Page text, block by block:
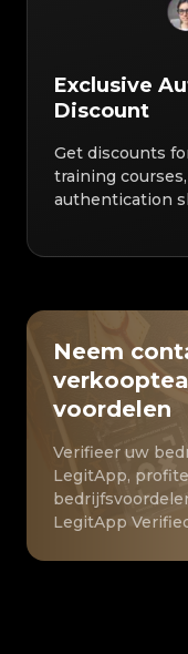
Exclusive
Discount
Get discounts
training
authentication
Neem
voordelen
Verifieer uw
LegitApp,
LegitApp